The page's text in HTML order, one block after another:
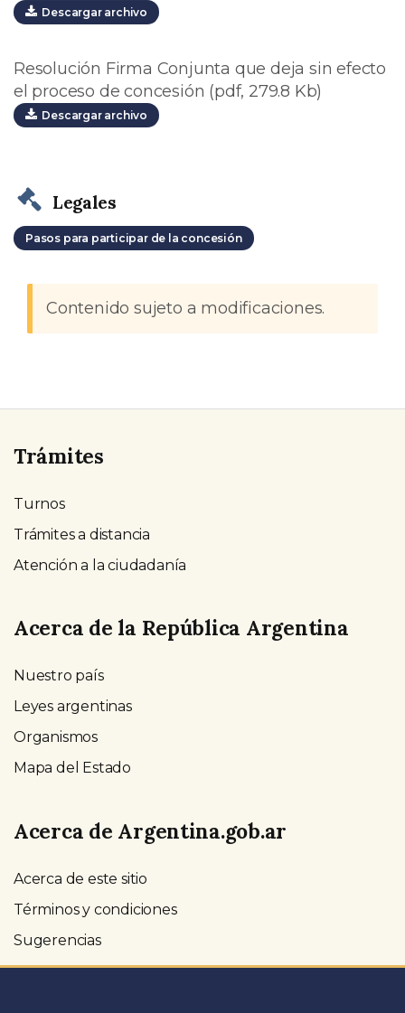
Descargar archivo
Resolución Firma Conjunta que deja sin efecto
el proceso de concesión (pdf, 279.8 Kb)
Descargar archivo
Legales
Pasos para participar de la concesión
Contenido sujeto a modificaciones.
Trámites
Turnos
Trámites a distancia
Atención a la ciudadanía
Acerca de la República Argentina
Nuestro país
Leyes argentinas
Organismos
Mapa del Estado
Acerca de Argentina.gob.ar
Acerca de este sitio
Términos y condiciones
Sugerencias